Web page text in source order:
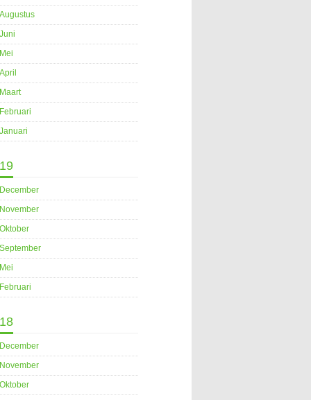
Augustus
Juni
Mei
April
Maart
Februari
Januari
December
November
Oktober
September
Mei
Februari
December
November
Oktober